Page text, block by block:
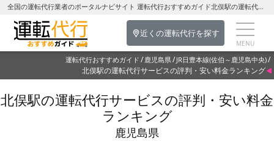
全国の運転代行業者のポータルナビサイト 運転代行おすすめガイド北俣駅の運転代行を探す-鹿児島県の運転代行
近くの運転代行を探す
運転代行おすすめガイド 鹿児島県 JR日豊本線(佐伯～鹿児島中央)
北俣駅の運転代行サービスの評判・安い料金ランキング
北俣駅の運転代行サービスの評判・安い料金
ランキング
鹿児島県